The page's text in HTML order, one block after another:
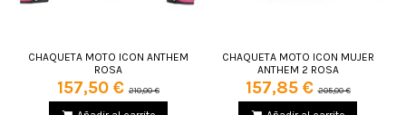
CHAQUETA MOTO ICON ANTHEM
ROSA
157,50 € 210,00 €
CHAQUETA MOTO ICON MUJER
ANTHEM 2 ROSA
157,85 €205,00 €